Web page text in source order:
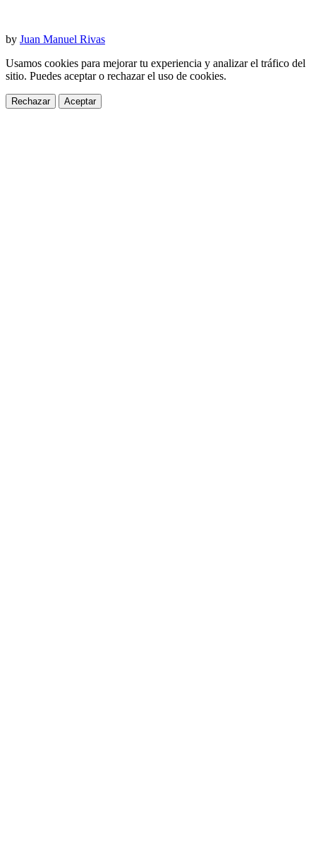
by Juan Manuel Rivas
Usamos cookies para mejorar tu experiencia y analizar el tráfico del
sitio. Puedes aceptar o rechazar el uso de cookies.
Rechazar Aceptar